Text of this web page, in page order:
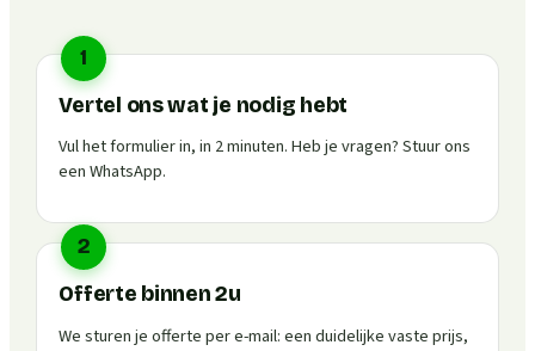
1
Vertel ons wat je nodig hebt
Vul het formulier in, in 2 minuten. Heb je vragen? Stuur ons
een WhatsApp.
2
Offerte binnen 2u
We sturen je offerte per e-mail: een duidelijke vaste prijs,